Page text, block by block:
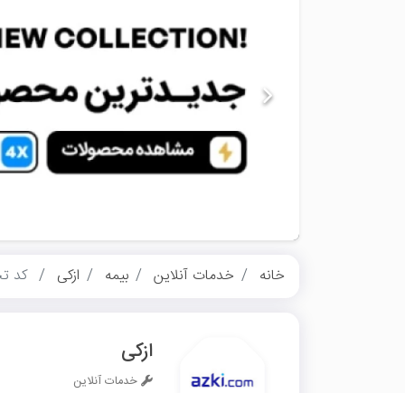
خانه خدمات آنلاین بیمه ازکی کد تخفیف 12
ازکی
خدمات آنلاین